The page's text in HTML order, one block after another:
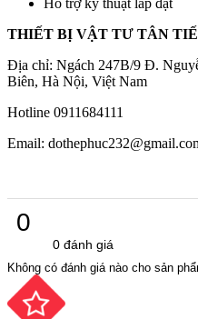
Hỗ trợ kỹ thuật lắp đặt
THIẾT BỊ VẬT TƯ TÂN
Địa chỉ: Ngách 247B/9 Đ.
Biên, Hà Nội, Việt Nam
Hotline 0911684111
Email:
0
0 đánh giá
Không có đánh giá nào cho sản